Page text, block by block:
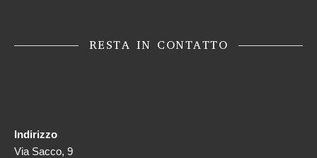
RESTA IN CONTATTO
Indirizzo
Via Sacco, 9